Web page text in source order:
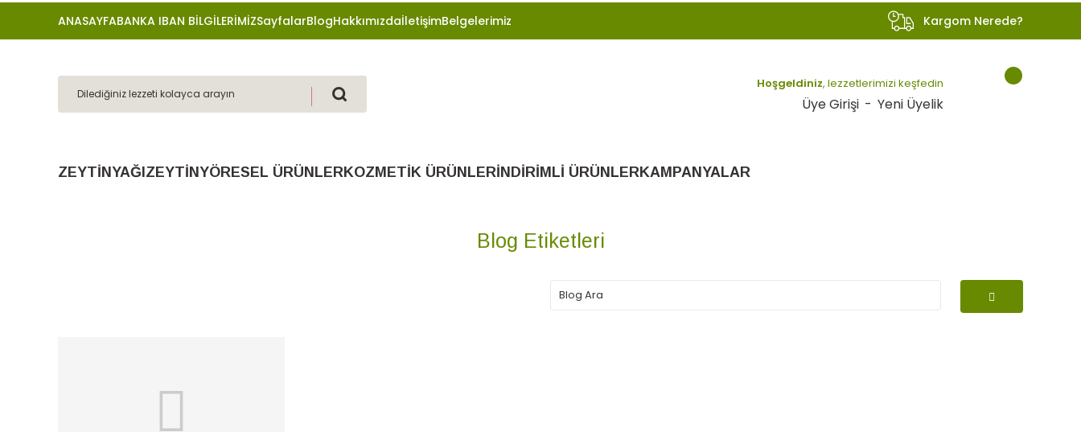
ANASAYFABANKA IBAN BİLGİLERİMİZSayfalarBlogHakkımızdaİletişimBelgelerimiz Kargom Nerede?
Hoşgeldiniz, lezzetlerimizi keşfedin
Üye Girişi - Yeni Üyelik
ZEYTİNYAĞIZEYTİNYÖRESEL ÜRÜNLERKOZMETİK ÜRÜNLERİNDİRİMLİ ÜRÜNLERKAMPANYALAR
Blog Etiketleri